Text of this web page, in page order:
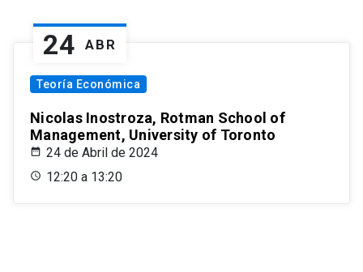
24 ABR
Teoría Económica
Nicolas Inostroza, Rotman School of
Management, University of Toronto
24 de Abril de 2024
12:20 a 13:20